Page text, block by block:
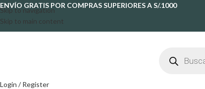
Skip to navigation
Skip to main content
ENVÍO GRATIS POR COMPRAS SUPERIORES A S/.1000
Login / Register